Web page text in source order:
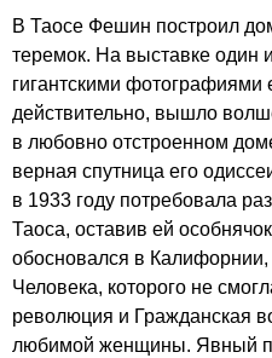
В Таосе Фешин построил
теремок. На выставке один
гигантскими фотографиями
действительно, вышло
в любовно отстроенном
верная спутница его
в 1933 году потребовала
Таоса, оставив ей
обосновался в Калифорнии,
Человека, которого не
революция и Гражданская
любимой женщины. Явный